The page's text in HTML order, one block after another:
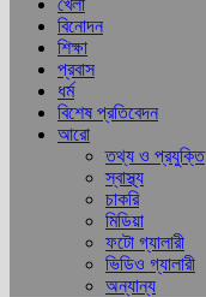
খেলা
বিনোদন
শিক্ষা
প্রবাস
ধর্ম
বিশেষ প্রতিবেদন
আরো
তথ্য ও প্রযুক্তি
স্বাস্থ্য
চাকরি
মিডিয়া
ফটো গ্যালারী
ভিডিও গ্যালারী
অন্যান্য